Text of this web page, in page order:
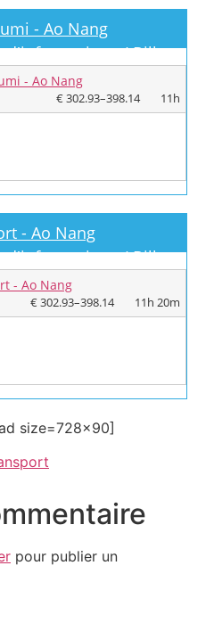
- Ao Nang
d'informations / Billets
- Ao Nang
€ 302.93–398.14 11h
- Ao Nang
d'informations / Billets
- Ao Nang
€ 302.93–398.14 11h 20m
size=728×90]
pour publier un